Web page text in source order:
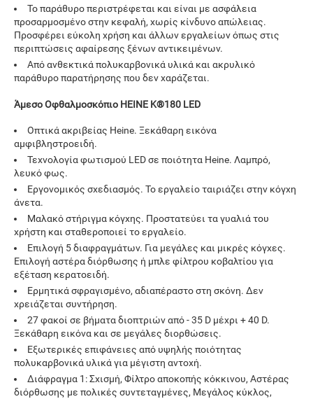
Το παράθυρο περιστρέφεται και είναι με ασφάλεια
προσαρμοσμένο στην κεφαλή, χωρίς κίνδυνο απώλειας.
Προσφέρει εύκολη χρήση και άλλων εργαλείων όπως στις
περιπτώσεις αφαίρεσης ξένων αντικειμένων.
Από ανθεκτικά πολυκαρβονικά υλικά και ακρυλικό
παράθυρο παρατήρησης που δεν χαράζεται.
Άμεσο Οφθαλμοσκόπιο HEINE K®180 LED
Οπτικά ακριβείας Heine. Ξεκάθαρη εικόνα
αμφιβληστροειδή.
Τεχνολογία φωτισμού LED σε ποιότητα Heine. Λαμπρό,
λευκό φως.
Εργονομικός σχεδιασμός. Το εργαλείο ταιριάζει στην κόγχη
άνετα.
Μαλακό στήριγμα κόγχης. Προστατεύει τα γυαλιά του
χρήστη και σταθεροποιεί το εργαλείο.
Επιλογή 5 διαφραγμάτων. Για μεγάλες και μικρές κόγχες.
Επιλογή αστέρα διόρθωσης ή μπλε φίλτρου κοβαλτίου για
εξέταση κερατοειδή.
Ερμητικά σφραγισμένο, αδιαπέραστο στη σκόνη. Δεν
χρειάζεται συντήρηση.
27 φακοί σε βήματα διοπτριών από - 35 D μέχρι + 40 D.
Ξεκάθαρη εικόνα και σε μεγάλες διορθώσεις.
Εξωτερικές επιφάνειες από υψηλής ποιότητας
πολυκαρβονικά υλικά για μέγιστη αντοχή.
Διάφραγμα 1: Σχισμή, Φίλτρο αποκοπής κόκκινου, Αστέρας
διόρθωσης με πολικές συντεταγμένες, Μεγάλος κύκλος,